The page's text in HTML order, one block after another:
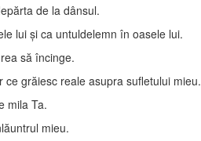
de la dânsul.
lui şi ca untuldelemn în oasele lui.
să încinge.
grăiesc reale asupra sufletului mieu.
mila Ta.
mieu.